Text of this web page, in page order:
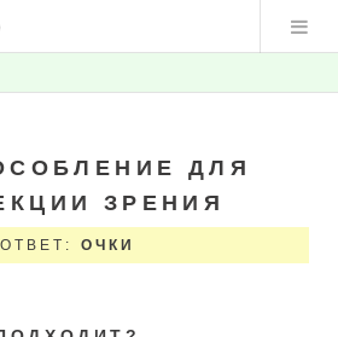
ДЛЯ
ЗРЕНИЯ
ОТВЕТ: ОЧКИ